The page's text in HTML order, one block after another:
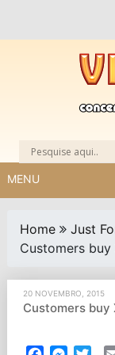
MENU
Home
Just
Customers
20 NOVEMBRO, 2015
Customers buy